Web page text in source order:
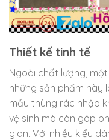
Thiết kế tinh tế
Ngoài chất lượng,
những sản phẩm này
mẫu thùng rác nhập
vệ sinh mà còn góp
gian. Với nhiều kiểu